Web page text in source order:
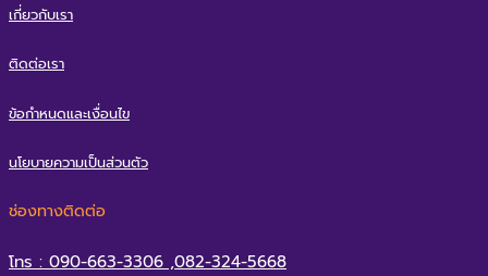
เกี่ยวกับเรา
ติดต่อเรา
ข้อกำหนดและเงื่อนไข
นโยบายความเป็นส่วนตัว
ช่องทางติดต่อ
โทร : 090-663-3306 ,082-324-5668